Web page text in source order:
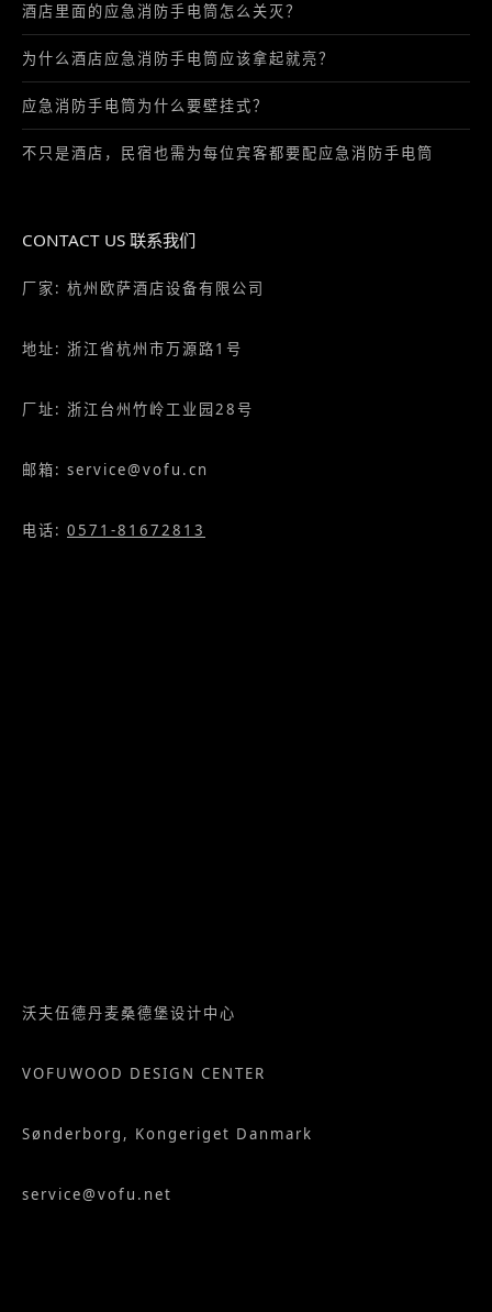
酒店里面的应急消防手电筒怎么关灭？
为什么酒店应急消防手电筒应该拿起就亮？
应急消防手电筒为什么要壁挂式？
不只是酒店，民宿也需为每位宾客都要配应急消防手电筒
CONTACT US 联系我们
厂家: 杭州欧萨酒店设备有限公司
地址: 浙江省杭州市万源路1号
厂址: 浙江台州竹岭工业园28号
邮箱: service@vofu.cn
电话: 0571-81672813
沃夫伍德丹麦桑德堡设计中心
VOFUWOOD DESIGN CENTER
Sønderborg, Kongeriget Danmark
service@vofu.net